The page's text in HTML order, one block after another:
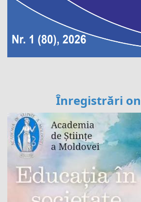
Înregistrări